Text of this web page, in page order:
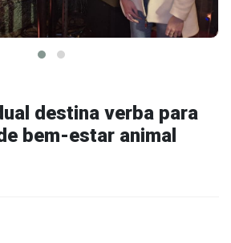
destina verba para
bem-estar animal